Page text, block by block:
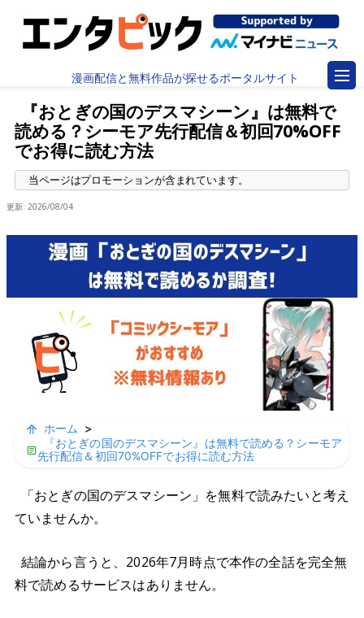
漫画配信と無料作品が探せるポータルサイト
『おとぎの国のデスマシーン』は無料で
読める？シーモア先行配信＆初回70%OFF
でお得に読む方法
更新: 2026/08/04
ホーム
>
『おとぎの国のデスマシーン』は無料で読める？シーモア
先行配信＆初回70%OFFでお得に読む方法
「おとぎの国のデスマシーン」を無料で読みたいと考え
ていませんか。
結論から言うと、2026年7月時点で本作の全話を完全無
料で読めるサービスはありません。